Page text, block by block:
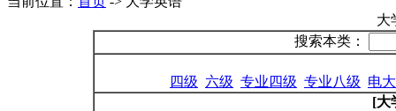
大
搜索本类：
四级 六级 专业四级 专业八级 电
[大